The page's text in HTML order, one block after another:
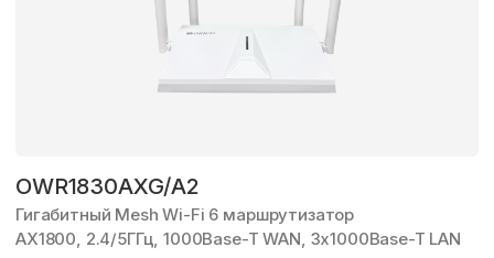
OWR1830AXG/A2
Гигабитный Mesh Wi-Fi 6 маршрутизатор
AX1800, 2.4/5ГГц, 1000Base-T WAN, 3x1000Base-T LAN